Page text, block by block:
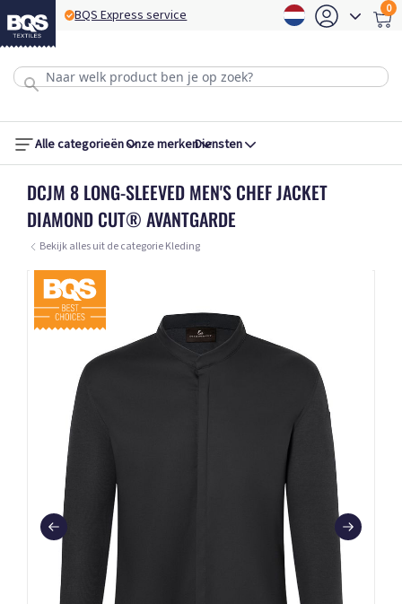
BQS Express service 0
Alle categorieënOnze merkenDiensten
DCJM 8 LONG-SLEEVED MEN'S CHEF JACKET
DIAMOND CUT® AVANTGARDE
Bekijk alles uit de categorie Kleding